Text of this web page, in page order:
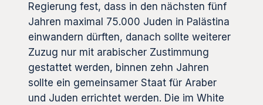
Regierung fest, dass in den nächsten fünf
Jahren maximal 75.000 Juden in Palästina
einwandern dürften, danach sollte weiterer
Zuzug nur mit arabischer Zustimmung
gestattet werden, binnen zehn Jahren
sollte ein gemeinsamer Staat für Araber
und Juden errichtet werden. Die im White